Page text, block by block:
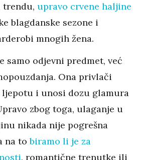
trendu, upravo crvene haljine
blagdanske sezone i
mnogih žena.
samo odjevni predmet, već
Ona privlači
ljepotu i unosi dozu glamura
zbog toga, ulaganje u
nikada nije pogrešna
na tobiramo li je za
, romantične trenutke ili